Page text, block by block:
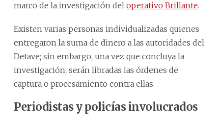
marco de la investigación del operativo Brillante.
Existen varias personas individualizadas quienes
entregaron la suma de dinero a las autoridades del
Detave; sin embargo, una vez que concluya la
investigación, serán libradas las órdenes de
captura o procesamiento contra ellas.
Periodistas y policías involucrados